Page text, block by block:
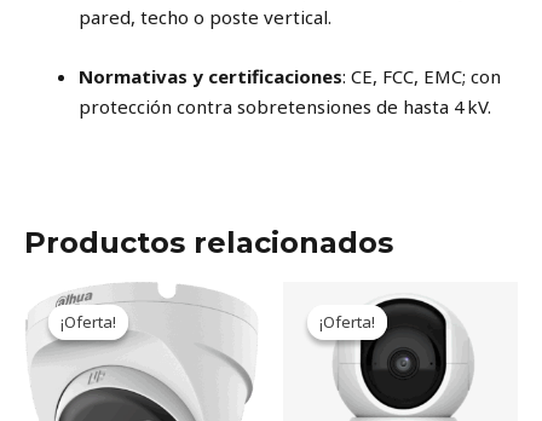
pared, techo o poste vertical.
Normativas y certificaciones: CE, FCC, EMC; con
protección contra sobretensiones de hasta 4 kV.
Productos relacionados
¡Oferta!
¡Oferta!
Original
price
was:
35.880ARS.
Current
price
30.274ARS.
¡Oferta!
¡Oferta!
price
was:
66.888ARS.
is: